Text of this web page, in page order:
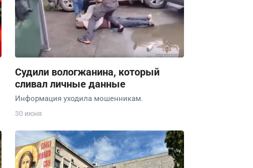
Судили вологжанина, который
сливал личные данные
Информация уходила мошенникам.
30 июня